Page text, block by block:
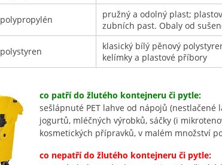
polypropylén
pružný a odolný plast;
zubních past. Obaly od
polystyren
klasický bílý pěnový
kelímky a plastové příbory
co patří do žlutého kontejneru či pytle:
sešlápnuté PET lahve od nápojů
jogurtů, mléčných výrobků, sáčky (i
kosmetických přípravků, v malém množství
co nepatří do žlutého kontejneru či pytle: